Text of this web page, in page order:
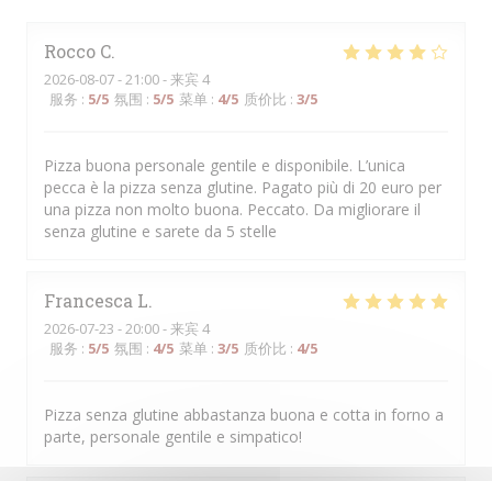
Rocco C
2026-08-07- 21:00 - 来宾 4
服务 : 5/5 氛围 : 5/5 菜单 : 4/5 质价比 : 3/5
Pizza buona personale gentile e disponibile. L’unica
pecca è la pizza senza glutine. Pagato più di 20 euro per
una pizza non molto buona. Peccato. Da migliorare il
senza glutine e sarete da 5 stelle
Francesca L
2026-07-23 - 20:00 - 来宾 4
服务 : 5/5 氛围 : 4/5 菜单 : 3/5 质价比 : 4/5
Pizza senza glutine abbastanza buona e cotta in forno a
parte, personale gentile e simpatico!